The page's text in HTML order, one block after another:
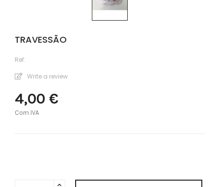
TRAVESSÃO
Ref:
Write a review
4,00 €
Com IVA